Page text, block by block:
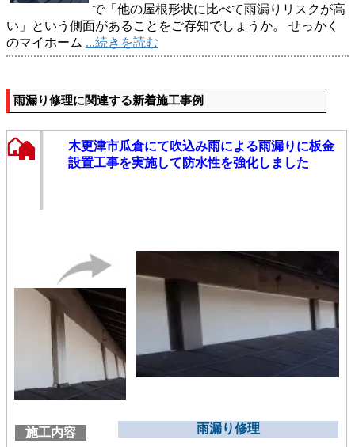
で「他の屋根形状に比べて雨漏りリスクが高
い」という側面があることをご存知でしょうか。 せっかく
のマイホーム ...続きを読む
雨漏り修理に関連する新着施工事例
木更津市瓜倉にて吹込み雨による雨漏りに板金
設置工事を実施して防水性を強化しました
施工内容 雨漏り修理